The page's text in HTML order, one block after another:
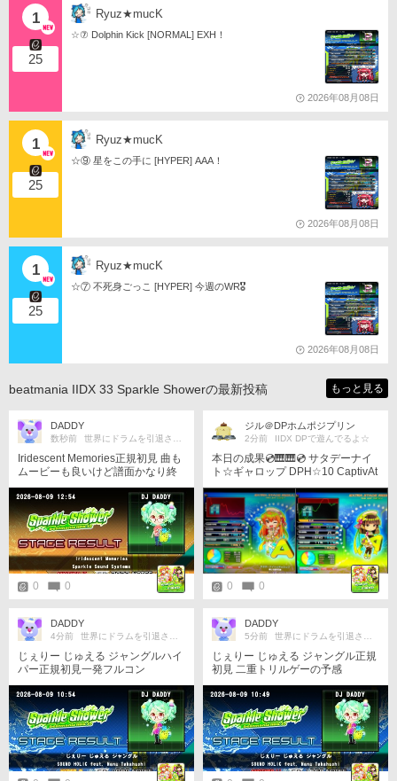
1
25
Ryuz★mucK
☆⑦ Dolphin Kick [NORMAL] EXH！
2026年08月08日
1
25
Ryuz★mucK
☆⑨ 星をこの手に [HYPER] AAA！
2026年08月08日
1
25
Ryuz★mucK
☆⑦ 不死身ごっこ [HYPER] 今週のWR🎖️
2026年08月08日
beatmania IIDX 33 Sparkle Showerの最新投稿 もっと見る
DADDY
数秒前 世界にドラムを引退させられました
Iridescent Memories正規初見 曲も
ムービーも良いけど譜面かなり終
わり散らかしとる
0 0
ジル＠DPホムポジプリン
2分前 IIDX DPで遊んでるよ☆
本日の成果💿🎹🎹💿 サタデーナイ
ト☆ギャロップ DPH☆10 CaptivAt
e2～覚醒～ DPA☆11(FLIP) Honey
Trap DPA☆11 草育てイベントが終
わってスパシャも終盤 最近解禁や
らワンモアやらで特攻できず地力
落ち心配してたタイミングで久々
の収穫💪 覚醒は強烈な左手イジメ
譜面でFLIP でもそれで逃げられる
ほどの難易度でもなく 非公式11.6
らしいけど正規でなく逆正規の数
長、今更だけどこの譜面はヒドい
ッスわ💧 ハニトラもうちょっとだ
よがんばろうの時点で残り4％😵‍💫
閉店するだろうなと思いながらラ
スト突入したけどギリギリ完走 よ
くがんばりました 九段キープのた
めこれから特攻しながらコツコツ
練習せねば！
0 0
DADDY
4分前 世界にドラムを引退させられました
じぇりー じゅえる ジャングルハイ
パー正規初見一発フルコン
DADDY
5分前 世界にドラムを引退させられました
じぇりー じゅえる ジャングル正規
初見 二重トリルゲーの予感